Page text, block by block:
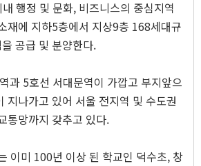
행정 및 문화, 비즈니스의 중심지역
재에 지하5층에서 지상9층 168세대규
공급 및 분양한다.
과 5호선 서대문역이 가깝고 부지앞으
지나가고 있어 서울 전지역 및 수도권
통망까지 갖추고 있다.
이미 100년 이상 된 학교인 덕수초, 창